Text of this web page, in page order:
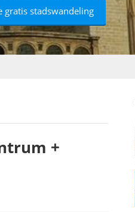
gratis stadswandeling
+